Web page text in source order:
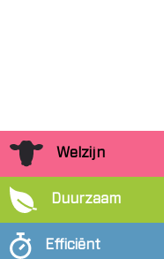
Welzijn
Duurzaam
Efficiënt